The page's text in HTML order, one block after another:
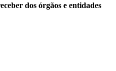
dos órgãos e entidades